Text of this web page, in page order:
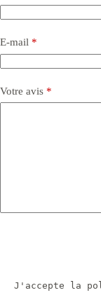
E-mail *
Votre avis *
J'accepte la